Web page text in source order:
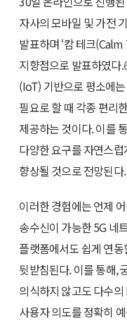
자사의 모바일 및 가전
발표하며 ‘캄 테크
지향점으로 발표하였다.
(IoT) 기반으로 평소에
필요로 할 때 각종 편리
제공하는 것이다. 이를
다양한 요구를 자연스
향상될 것으로 전망된다.
이러한 경험에는 언제
송수신이 가능한 5G 네
플랫폼에서도 쉽게 연
뒷받침된다. 이를 통해,
의식하지 않고도 다수
사용자 의도를 정확히